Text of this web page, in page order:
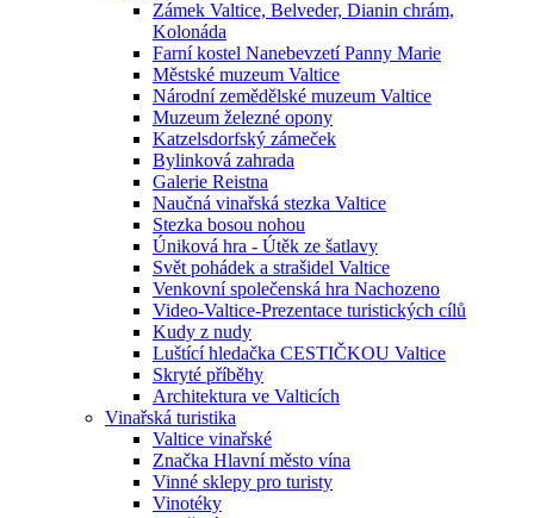
Zámek Valtice, Belveder, Dianin chrám,
Kolonáda
Farní kostel Nanebevzetí Panny Marie
Městské muzeum Valtice
Národní zemědělské muzeum Valtice
Muzeum železné opony
Katzelsdorfský zámeček
Bylinková zahrada
Galerie Reistna
Naučná vinařská stezka Valtice
Stezka bosou nohou
Úniková hra - Útěk ze šatlavy
Svět pohádek a strašidel Valtice
Venkovní společenská hra Nachozeno
Video-Valtice-Prezentace turistických cílů
Kudy z nudy
Luštící hledačka CESTIČKOU Valtice
Skryté příběhy
Architektura ve Valticích
Vinařská turistika
Valtice vinařské
Značka Hlavní město vína
Vinné sklepy pro turisty
Vinotéky